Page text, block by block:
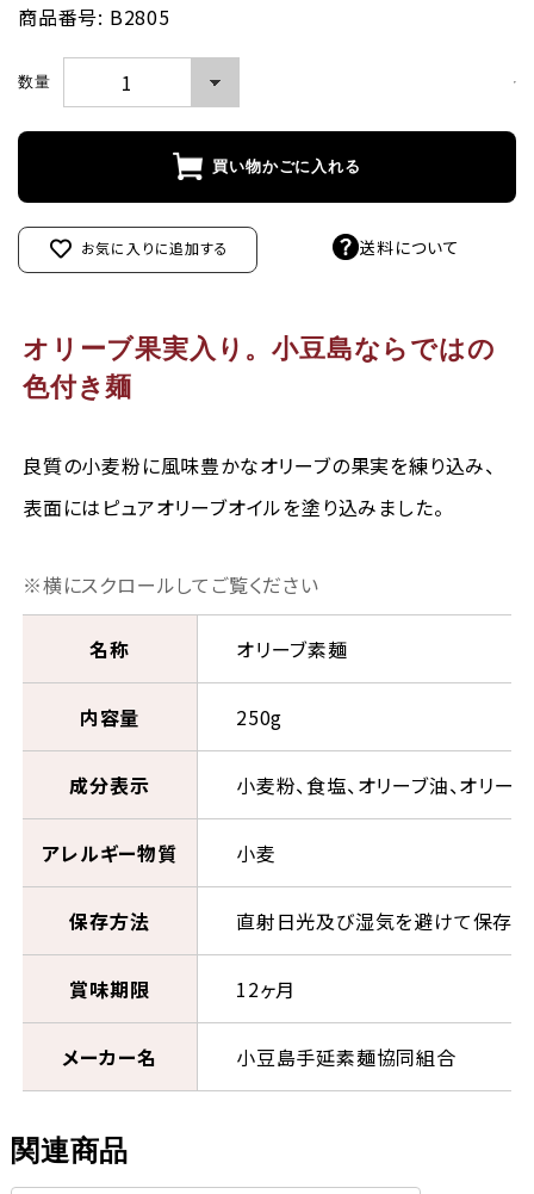
商品番号: B2805
数量
買い物かごに入れる
お気に入りに追加する 送料について
オリーブ果実入り。小豆島ならではの
色付き麺
良質の小麦粉に風味豊かなオリーブの果実を練り込み、
表面にはピュアオリーブオイルを塗り込みました。
名称 オリーブ素麺
内容量 250g
成分表示 小麦粉、食塩、オリーブ油、オリー
アレルギー物質 小麦
保存方法 直射日光及び湿気を避けて保存
賞味期限 12ヶ月
メーカー名 小豆島手延素麺協同組合
関連商品